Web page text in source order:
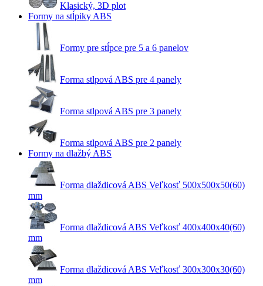
Klasický, 3D plot
Formy na stĺpiky ABS
Formy pre stĺpce pre 5 a 6 panelov
Forma stlpová ABS pre 4 panely
Forma stlpová ABS pre 3 panely
Forma stlpová ABS pre 2 panely
Formy na dlažbý ABS
Forma dlaždicová ABS Veľkosť 500x500x50(60)
mm
Forma dlaždicová ABS Veľkosť 400x400x40(60)
mm
Forma dlaždicová ABS Veľkosť 300x300x30(60)
mm